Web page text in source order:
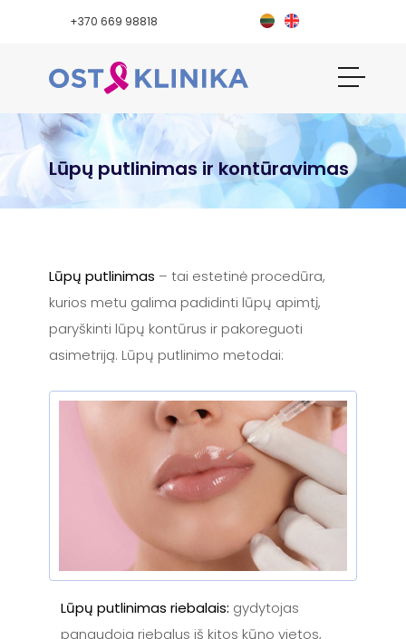
+370 669 98818
Lūpų putlinimas ir kontūravimas
Lūpų putlinimas – tai estetinė procedūra,
kurios metu galima padidinti lūpų apimtį,
paryškinti lūpų kontūrus ir pakoreguoti
asimetriją. Lūpų putlinimo metodai:
Lūpų putlinimas riebalais: gydytojas
panaudoja riebalus iš kitos kūno vietos,